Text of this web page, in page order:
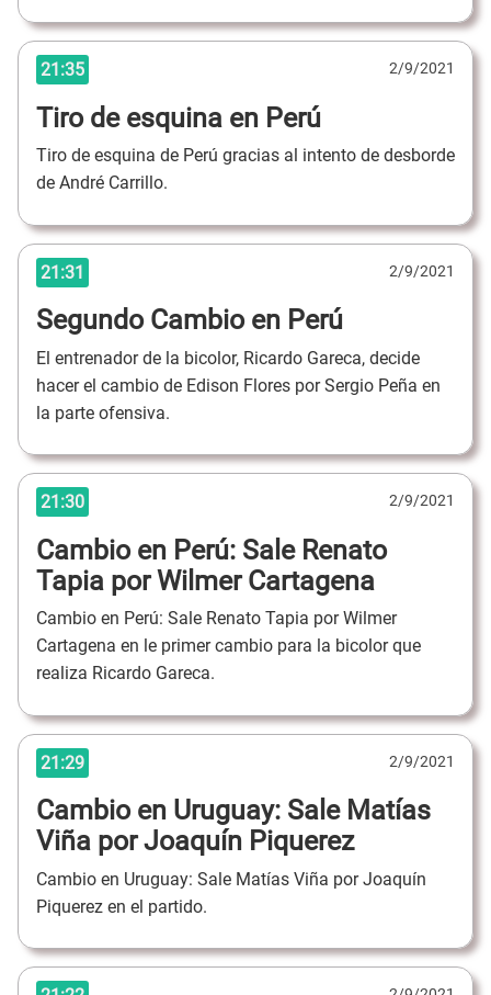
21:35 2/9/2021
Tiro de esquina en Perú
Tiro de esquina de Perú gracias al intento de desborde
de André Carrillo.
21:31 2/9/2021
Segundo Cambio en Perú
El entrenador de la bicolor, Ricardo Gareca, decide
hacer el cambio de Edison Flores por Sergio Peña en
la parte ofensiva.
21:30 2/9/2021
Cambio en Perú: Sale Renato
Tapia por Wilmer Cartagena
Cambio en Perú: Sale Renato Tapia por Wilmer
Cartagena en le primer cambio para la bicolor que
realiza Ricardo Gareca.
21:29 2/9/2021
Cambio en Uruguay: Sale Matías
Viña por Joaquín Piquerez
Cambio en Uruguay: Sale Matías Viña por Joaquín
Piquerez en el partido.